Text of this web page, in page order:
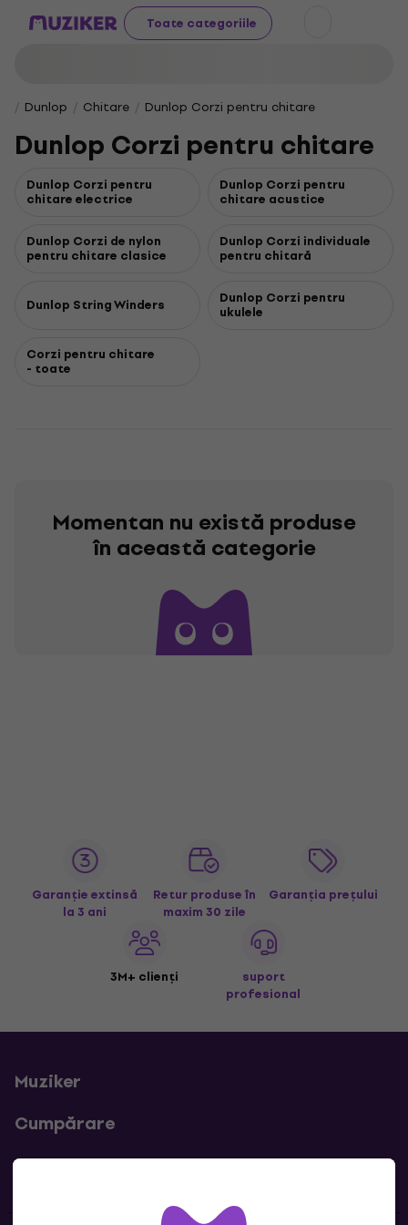
Toate categoriile
Dunlop Chitare Dunlop Corzi pentru chitare
Dunlop Corzi pentru chitare
Dunlop Corzi pentru
chitare electrice
Dunlop Corzi pentru
chitare acustice
Dunlop Corzi de nylon
pentru chitare clasice
Dunlop Corzi individuale
pentru chitară
Dunlop String Winders Dunlop Corzi pentru
ukulele
Corzi pentru chitare
- toate
Momentan nu există produse
în această categorie
Garanție extinsă
la 3 ani
Retur produse în
maxim 30 zile
Garanția prețului
3M+ clienți
suport
profesional
Muziker
Cumpărare
Linkuri utile